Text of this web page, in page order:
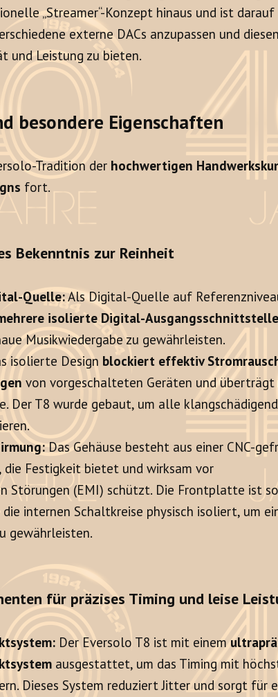
„Streamer“-Konzept hinaus und ist darauf
externe DACs anzupassen und diesen
und Leistung zu bieten.
besondere Eigenschaften
Tradition der hochwertigen
fort.
Bekenntnis zur Reinheit
Quelle:Als Digital-Quelle auf
isolierte Digital-
Musikwiedergabe zu gewährleisten.
isolierte Design blockiert effektiv
von vorgeschalteten Geräten und überträgt
Der T8 wurde gebaut, um alle
Das Gehäuse besteht aus einer CNC-
die Festigkeit bietet und wirksam vor
Störungen (EMI) schützt. Die Frontplatte ist so
internen Schaltkreise physisch isoliert, um
gewährleisten.
für präzises Timing und leise
Der Eversolo T8 ist mit einem
ausgestattet, um das Timing mit
Dieses System reduziert Jitter und sorgt für